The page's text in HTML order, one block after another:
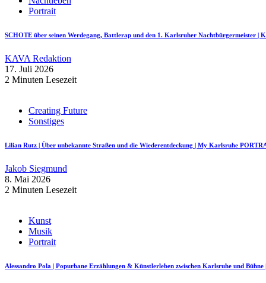
Portrait
SCHOTE über seinen Werdegang, Battlerap und den 1. Karlsruher Nachtbürgermeister |
KAVA Redaktion
17. Juli 2026
2 Minuten Lesezeit
Creating Future
Sonstiges
Lilian Rutz | Über unbekannte Straßen und die Wiederentdeckung | My Karlsruhe
Jakob Siegmund
8. Mai 2026
2 Minuten Lesezeit
Kunst
Musik
Portrait
Alessandro Pola | Popurbane Erzählungen & Künstlerleben zwischen Karlsruhe und